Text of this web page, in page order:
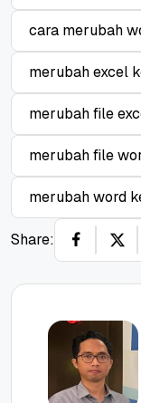
cara merubah
merubah excel
merubah file
merubah file
merubah word
Share: